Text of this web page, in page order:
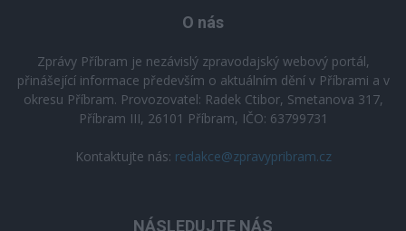
O nás
Zprávy Příbram je nezávislý zpravodajský webový portál,
přinášející informace především o aktuálním dění v Příbrami a v
okresu Příbram. Provozovatel: Radek Ctibor, Smetanova 317,
Příbram III, 26101 Příbram, IČO: 63799731
Kontaktujte nás: redakce@zpravypribram.cz
NÁSLEDUJTE NÁS